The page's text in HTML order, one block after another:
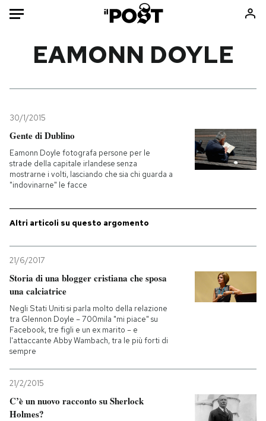
Mondo
Politica
Tecnologia
Internet
Scienza
Economia
Consumismi
Ok Boomer!
PODCAST
NEWSLETTER
I MIEI PREFERITI
SHOP
EAMONN DOYLE
30/1/2015
Gente di Dublino
Eamonn Doyle fotografa persone per le
strade della capitale irlandese senza
mostrarne i volti, lasciando che sia chi guarda a
"indovinarne" le facce
Altri articoli su questo argomento
21/6/2017
Storia di una blogger cristiana che sposa
una calciatrice
Negli Stati Uniti si parla molto della relazione
tra Glennon Doyle – 700mila "mi piace" su
Facebook, tre figli e un ex marito – e
l'attaccante Abby Wambach, tra le più forti di
sempre
21/2/2015
C’è un nuovo racconto su Sherlock
Holmes?